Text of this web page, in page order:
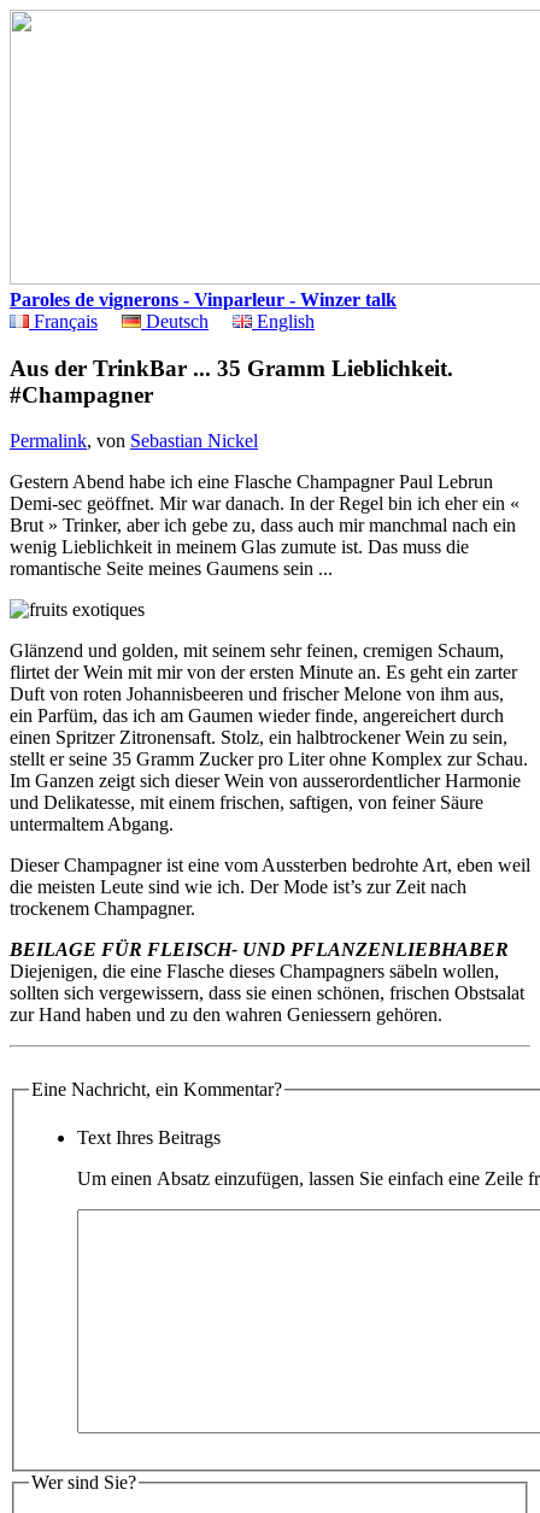
Paroles de vignerons - Vinparleur - Winzer talk
Français
Deutsch English
Aus der TrinkBar ... 35 Gramm Lieblichkeit.
#Champagner
Permalink, von Sebastian Nickel
Gestern Abend habe ich eine Flasche Champagner Paul Lebrun
Demi-sec geöffnet. Mir war danach. In der Regel bin ich eher ein «
Brut » Trinker, aber ich gebe zu, dass auch mir manchmal nach ein
wenig Lieblichkeit in meinem Glas zumute ist. Das muss die
romantische Seite meines Gaumens sein ...
Glänzend und golden, mit seinem sehr feinen, cremigen Schaum,
flirtet der Wein mit mir von der ersten Minute an. Es geht ein zarter
Duft von roten Johannisbeeren und frischer Melone von ihm aus,
ein Parfüm, das ich am Gaumen wieder finde, angereichert durch
einen Spritzer Zitronensaft. Stolz, ein halbtrockener Wein zu sein,
stellt er seine 35 Gramm Zucker pro Liter ohne Komplex zur Schau.
Im Ganzen zeigt sich dieser Wein von ausserordentlicher Harmonie
und Delikatesse, mit einem frischen, saftigen, von feiner Säure
untermaltem Abgang.
Dieser Champagner ist eine vom Aussterben bedrohte Art, eben weil
die meisten Leute sind wie ich. Der Mode ist’s zur Zeit nach
trockenem Champagner.
BEILAGE FÜR FLEISCH- UND PFLANZENLIEBHABER
Diejenigen, die eine Flasche dieses Champagners säbeln wollen,
sollten sich vergewissern, dass sie einen schönen, frischen Obstsalat
zur Hand haben und zu den wahren Geniessern gehören.
Eine Nachricht, ein Kommentar?
Text Ihres Beitrags
Um einen Absatz einzufügen, lassen Sie einfach eine Zeile
Wer sind Sie?